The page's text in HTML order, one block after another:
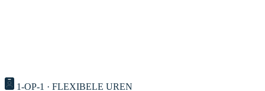
1-OP-1 · FLEXIBELE UREN